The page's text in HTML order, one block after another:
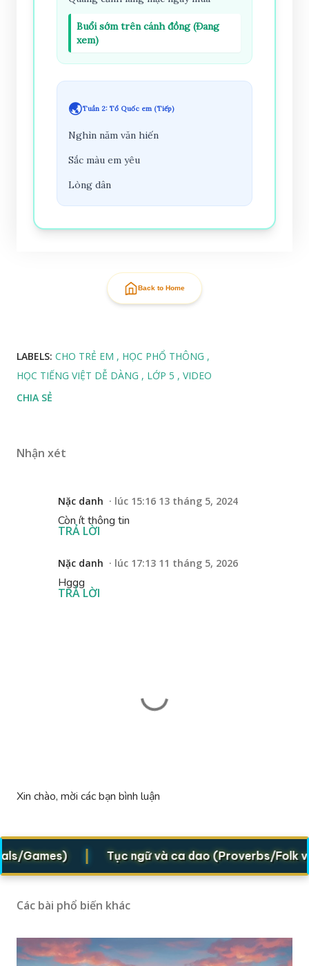
Buổi sớm trên cánh đồng (Đang
xem)
🌏Tuần 2: Tổ Quốc em (Tiếp)
Nghìn năm văn hiến
Sắc màu em yêu
Lòng dân
Back to Home
LABELS: CHO TRẺ EM
HỌC PHỔ THÔNG
HỌC TIẾNG VIỆT DỄ DÀNG
LỚP 5
VIDEO
CHIA SẺ
Nhận xét
Nặc danh lúc 15:16 13 tháng 5, 2024
Còn ít thông tin
TRẢ LỜI
Nặc danh lúc 17:13 11 tháng 5, 2026
Hggg
TRẢ LỜI
Đ
g
n
h
n
t
Xin chào, mời các bạn bình luận
| Tục ngữ và ca dao (Proverbs/Folk
Các bài phổ biến khác